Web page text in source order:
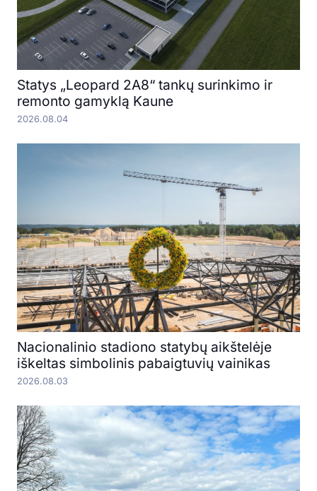
Statys „Leopard 2A8“ tankų surinkimo ir
remonto gamyklą Kaune
2026.08.04
Nacionalinio stadiono statybų aikštelėje
iškeltas simbolinis pabaigtuvių vainikas
2026.08.03